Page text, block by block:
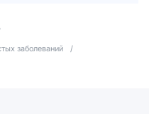
заболеваний
/